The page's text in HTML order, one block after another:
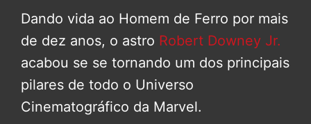
Dando vida ao Homem de Ferro por mais
de dez anos, o astro Robert Downey Jr.
acabou se se tornando um dos principais
pilares de todo o Universo
Cinematográfico da Marvel.